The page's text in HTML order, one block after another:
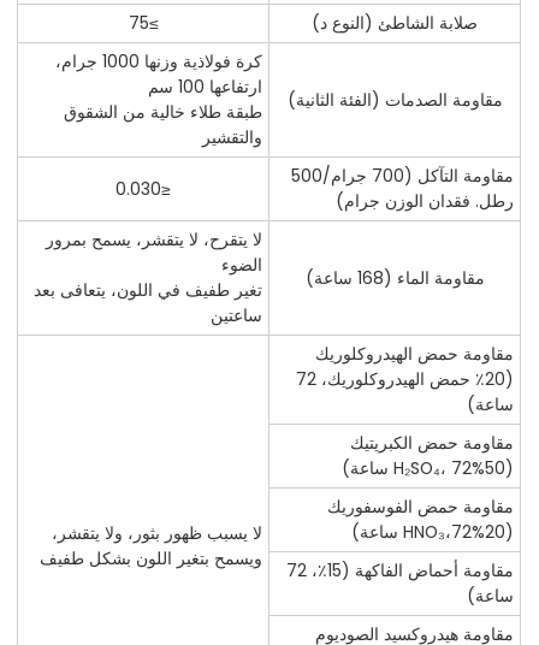
صلابة الشاطئ (النوع د) ≥75
مقاومة الصدمات (الفئة الثانية)
كرة فولاذية وزنها 1000 جرام،
ارتفاعها 100 سم
طبقة طلاء خالية من الشقوق
والتقشير
مقاومة التآكل (700 جرام/500
رطل. فقدان الوزن جرام)
≤0.030
مقاومة الماء (168 ساعة)
لا يتقرح، لا يتقشر، يسمح بمرور
الضوء
تغير طفيف في اللون، يتعافى بعد
ساعتين
مقاومة حمض الهيدروكلوريك
(20٪ حمض الهيدروكلوريك، 72
ساعة)
لا يسبب ظهور بثور، ولا يتقشر،
ويسمح بتغير اللون بشكل طفيف
مقاومة حمض الكبريتيك
(50%H₂SO₄، 72 ساعة)
مقاومة حمض الفوسفوريك
(20%HNO₃،72 ساعة)
مقاومة أحماض الفاكهة (15٪، 72
ساعة)
مقاومة هيدروكسيد الصوديوم